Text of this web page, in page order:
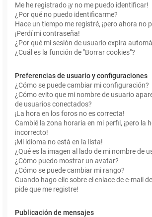
Me he registrado ¡y no me puedo identificar!
¿Por qué no puedo identificarme?
Hace un tiempo me registré, ¡pero ahora no
¡Perdí mi contraseña!
¿Por qué mi sesión de usuario expira
¿Cuál es la función de "Borrar cookies"?
Preferencias de usuario y configuraciones
¿Cómo se puede cambiar mi configuración?
¿Cómo evito que mi nombre de usuario
de usuarios conectados?
¡La hora en los foros no es correcta!
Cambié la zona horaria en mi perfil, ¡pero la
incorrecto!
¡Mi idioma no está en la lista!
¿Qué es la imagen al lado de mi nombre de
¿Cómo puedo mostrar un avatar?
¿Cómo se puede cambiar mi rango?
Cuando hago clic sobre el enlace de e-mail
pide que me registre!
Publicación de mensajes